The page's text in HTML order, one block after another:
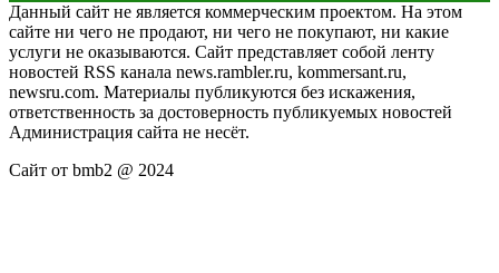
Данный сайт не является коммерческим проектом. На этом
сайте ни чего не продают, ни чего не покупают, ни какие
услуги не оказываются. Сайт представляет собой ленту
новостей RSS канала news.rambler.ru, kommersant.ru,
newsru.com. Материалы публикуются без искажения,
ответственность за достоверность публикуемых новостей
Администрация сайта не несёт.
Сайт от bmb2 @ 2024